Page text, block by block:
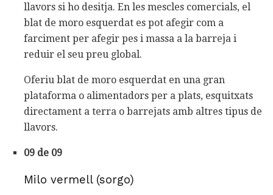
llavors si ho desitja. En les mescles comercials, el
blat de moro esquerdat es pot afegir com a
farciment per afegir pes i massa a la barreja i
reduir el seu preu global.
Oferiu blat de moro esquerdat en una gran
plataforma o alimentadors per a plats, esquitxats
directament a terra o barrejats amb altres tipus de
llavors.
09 de 09
Milo vermell (sorgo)